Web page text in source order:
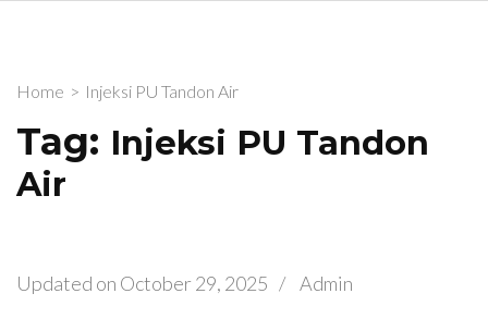
Home > Injeksi PU Tandon Air
Tag: Injeksi PU Tandon
Air
Updated on October 29, 2025 / Admin